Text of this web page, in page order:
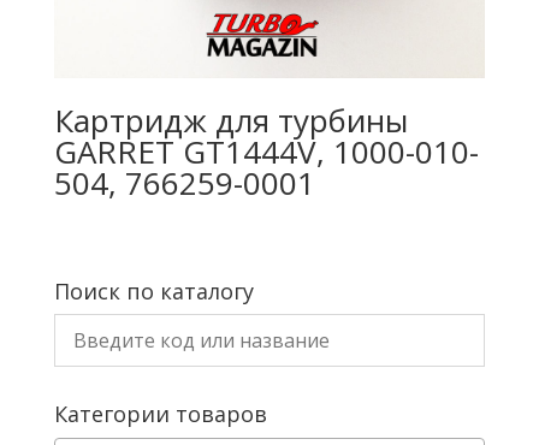
Картридж для турбины
GARRET GT1444V, 1000-010-
504, 766259-0001
Поиск по каталогу
Категории товаров